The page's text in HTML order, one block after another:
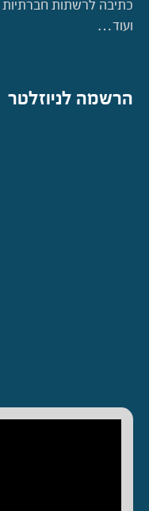
כתיבה לרשתות חברתיות
ועוד…
הרשמה לניוזלטר